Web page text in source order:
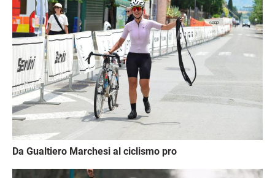
Da Gualtiero Marchesi al ciclismo pro